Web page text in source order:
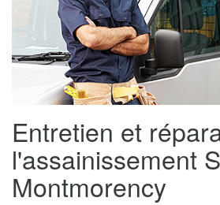
Entretien et
l'assainissement
Montmorency